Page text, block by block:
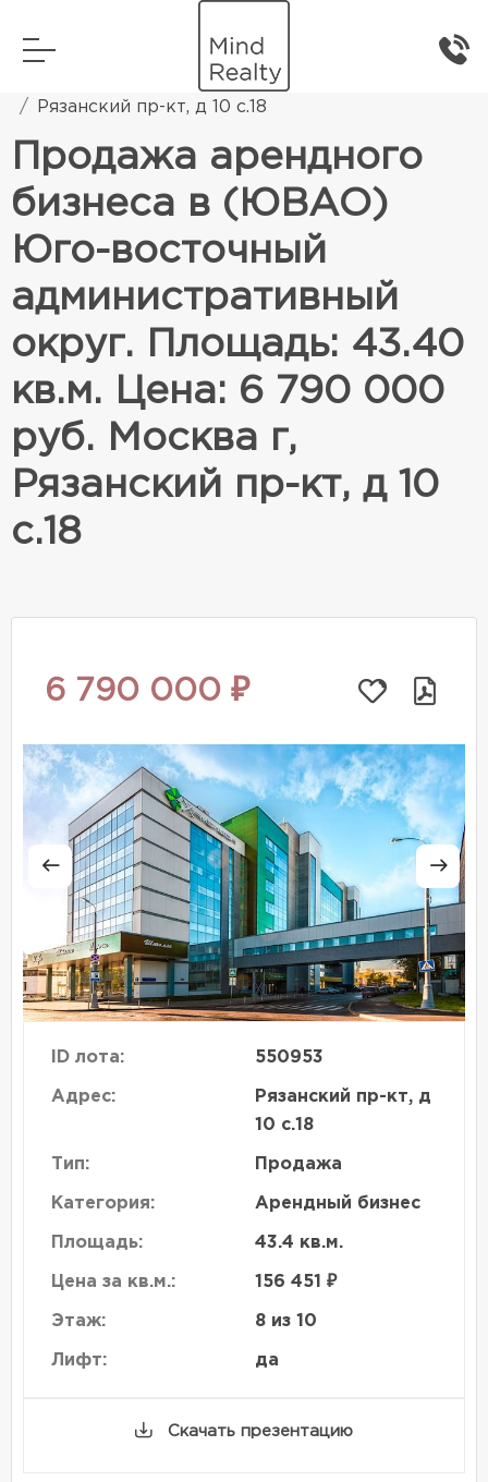
Коммерческая недвижимость
Рязанский пр-кт, д 10 с.18
Продажа арендного
бизнеса в (ЮВАО)
Юго-восточный
административный
округ. Площадь: 43.40
кв.м. Цена: 6 790 000
руб. Москва г,
Рязанский пр-кт, д 10
с.18
6 790 000 ₽
ID лота: 550953
Адрес:
Рязанский пр-кт, д
10 с.18
Тип: Продажа
Категория: Арендный бизнес
Площадь: 43.4 кв.м.
Цена за кв.м.: 156 451 ₽
Этаж: 8 из 10
Лифт: да
Скачать презентацию